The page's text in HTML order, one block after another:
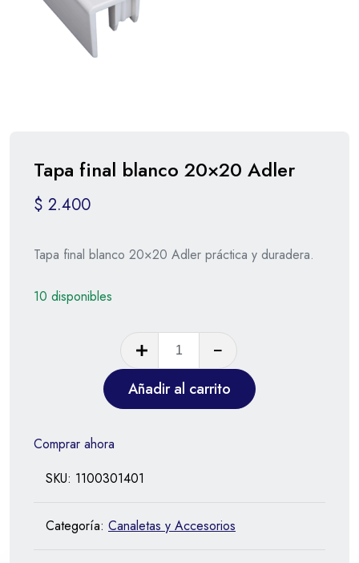
Tapa final blanco 20×20 Adler
$ 2.400
Tapa final blanco 20×20 Adler práctica y duradera.
10 disponibles
Añadir al carrito
Comprar ahora
SKU: 1100301401
Categoría: Canaletas y Accesorios